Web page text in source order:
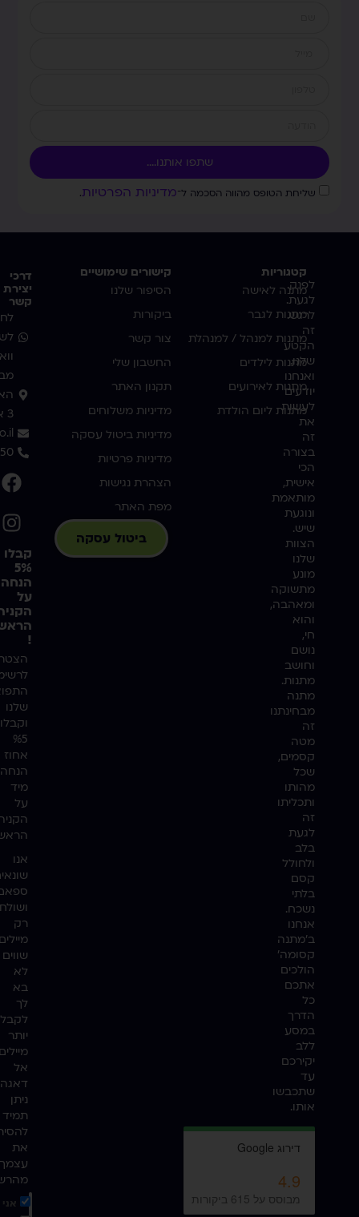
שליחת הטופס מהווה הסכמה ל־מדיניות הפרטיות.
שתפו אותנו....
לפנק.
לגעת.
לרגש.
זה
הקטע
שלנו.
ואנחנו
יודעים
לעשות
את
זה
בצורה
הכי
אישית,
מותאמת
ונוגעת
שיש.
הצוות
שלנו
מונע
מתשוקה
ומאהבה,
והוא
חי,
נושם
וחושב
מתנות.
מתנה
מבחינתנו
זה
מטה
קסמים,
שכל
מהותו
ותכליתו
זה
לגעת
בלב
ולחולל
קסם
בלתי
נשכח.
אנחנו
ב'מתנה
קסומה'
הולכים
אתכם
כל
הדרך
במסע
ללב
יקירכם
עד
שתכבשו
אותו.
קטגוריות
מתנה לאישה
מתנות לגבר
מתנות למנהל / למנהלת
מתנות לילדים
מתנות לאירועים
מתנות ליום הולדת
קישורים שימושיים
הסיפור שלנו
ביקורות
צור קשר
החשבון שלי
תקנון האתר
מדיניות משלוחים
מדיניות ביטול עסקה
מדיניות פרטיות
הצהרת נגישות
מפת האתר
ביטול עסקה
דרכי
יצירת
קשר
3 אשדוד
קבלו
5%
הנחה
על
!
שלנו
וקבלו
%5
אחוז
הנחה
מיד
על
אנו
רק
שווים
לא
בא
לך
לקבל
יותר
אל
ניתן
תמיד
את
אני